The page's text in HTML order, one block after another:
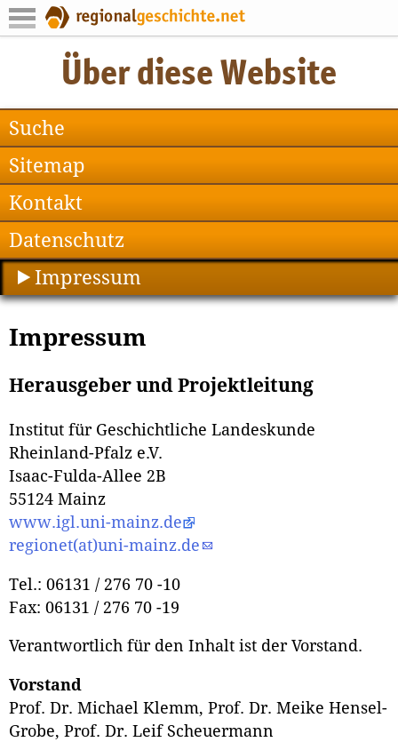
Suche
Sitemap
Kontakt
Datenschutz
Impressum
Impressum
Herausgeber und Projektleitung
Institut für Geschichtliche Landeskunde
Rheinland-Pfalz e.V.
Isaac-Fulda-Allee 2B
55124 Mainz
www.igl.uni-mainz.de
regionet(at)uni-mainz.de
Tel.: 06131 / 276 70 -10
Fax: 06131 / 276 70 -19
Verantwortlich für den Inhalt ist der Vorstand.
Vorstand
Prof. Dr. Michael Klemm, Prof. Dr. Meike Hensel-
Grobe, Prof. Dr. Leif Scheuermann